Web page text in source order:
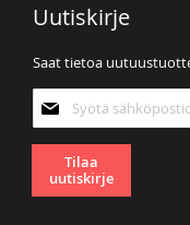
Uutiskirje
Saat tietoa
uutiskirjeemme:
Tilaa
uutiskirje